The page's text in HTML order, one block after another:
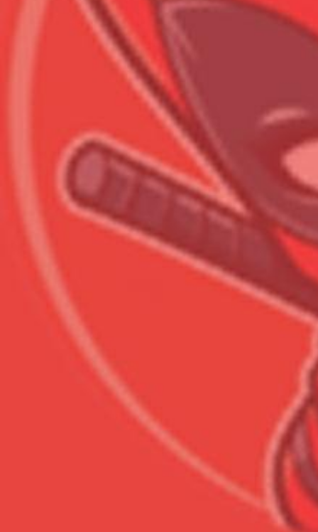
Всего товара в корзине
Сумма к оплате (без